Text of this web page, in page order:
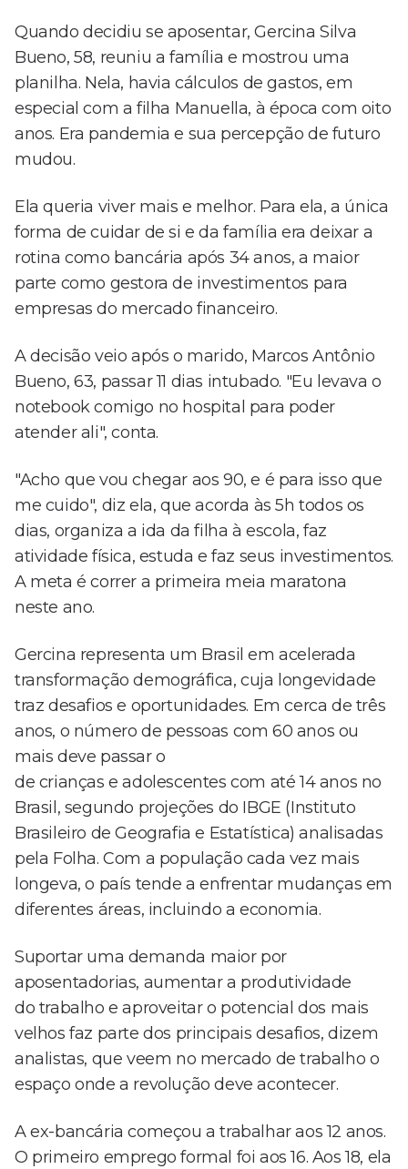
Quando decidiu se aposentar, Gercina Silva
Bueno, 58, reuniu a família e mostrou uma
planilha. Nela, havia cálculos de gastos, em
especial com a filha Manuella, à época com oito
anos. Era pandemia e sua percepção de futuro
mudou.
Ela queria viver mais e melhor. Para ela, a única
forma de cuidar de si e da família era deixar a
rotina como bancária após 34 anos, a maior
parte como gestora de investimentos para
empresas do mercado financeiro.
A decisão veio após o marido, Marcos Antônio
Bueno, 63, passar 11 dias intubado. "Eu levava o
notebook comigo no hospital para poder
atender ali", conta.
"Acho que vou chegar aos 90, e é para isso que
me cuido", diz ela, que acorda às 5h todos os
dias, organiza a ida da filha à escola, faz
atividade física, estuda e faz seus investimentos.
A meta é correr a primeira meia maratona
neste ano.
Gercina representa um Brasil em acelerada
transformação demográfica, cuja longevidade
traz desafios e oportunidades. Em cerca de três
anos, o número de pessoas com 60 anos ou
mais deve passar o
de crianças e adolescentes com até 14 anos no
Brasil, segundo projeções do IBGE (Instituto
Brasileiro de Geografia e Estatística) analisadas
pela Folha. Com a população cada vez mais
longeva, o país tende a enfrentar mudanças em
diferentes áreas, incluindo a economia.
Suportar uma demanda maior por
aposentadorias, aumentar a produtividade
do trabalho e aproveitar o potencial dos mais
velhos faz parte dos principais desafios, dizem
analistas, que veem no mercado de trabalho o
espaço onde a revolução deve acontecer.
A ex-bancária começou a trabalhar aos 12 anos.
O primeiro emprego formal foi aos 16. Aos 18, ela